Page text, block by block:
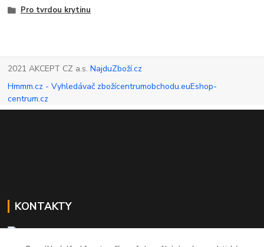
Pro tvrdou krytinu
2021 AKCEPT CZ a.s.NajduZboží.cz
Hmmm.cz - Vyhledávač zbožícentrumobchodu.euEshop-
centrum.cz
KONTAKTY